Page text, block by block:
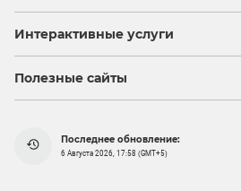
Интерактивные услуги
Полезные сайты
Последнее обновление:
6 Августа 2026, 17:58 (GMT+5)